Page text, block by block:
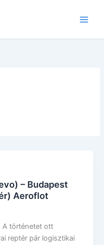
– Budapest
Aeroflot
A történetet ott
reptér pár logisztikai